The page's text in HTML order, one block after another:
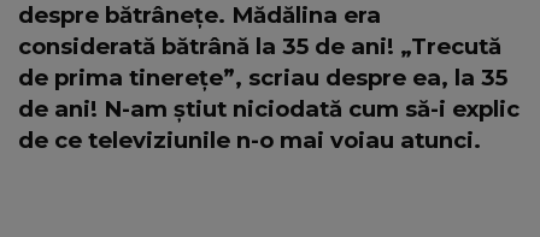
despre bătrânețe. Mădălina era
considerată bătrână la 35 de ani! „Trecută
de prima tinerețe”, scriau despre ea, la 35
de ani! N-am știut niciodată cum să-i explic
de ce televiziunile n-o mai voiau atunci.